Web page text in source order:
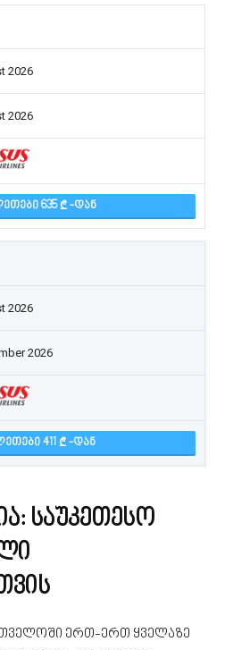
2026
2026
635 -ᲓᲐᲜ
2026
2026
411 -ᲓᲐᲜ
საუკეთესო
ერთ-ერთ ყველაზე